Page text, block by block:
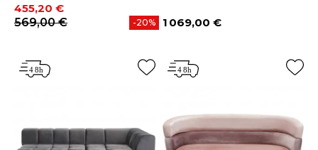
Prix
455,20 €
Prix de base
569,00 €
-20% Prix
1 069,00 €